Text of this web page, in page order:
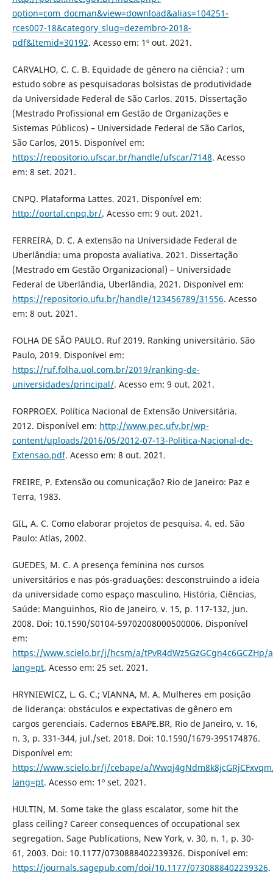
option=com_docman&view=download&alias=104251-
rces007-18&category_slug=dezembro-2018-
pdf&Itemid=30192. Acesso em: 1º out. 2021.
CARVALHO, C. C. B. Equidade de gênero na ciência? : um
estudo sobre as pesquisadoras bolsistas de produtividade
da Universidade Federal de São Carlos. 2015. Dissertação
(Mestrado Profissional em Gestão de Organizações e
Sistemas Públicos) – Universidade Federal de São Carlos,
São Carlos, 2015. Disponível em:
https://repositorio.ufscar.br/handle/ufscar/7148. Acesso
em: 8 set. 2021.
CNPQ. Plataforma Lattes. 2021. Disponível em:
http://portal.cnpq.br/. Acesso em: 9 out. 2021.
FERREIRA, D. C. A extensão na Universidade Federal de
Uberlândia: uma proposta avaliativa. 2021. Dissertação
(Mestrado em Gestão Organizacional) – Universidade
Federal de Uberlândia, Uberlândia, 2021. Disponível em:
https://repositorio.ufu.br/handle/123456789/31556. Acesso
em: 8 out. 2021.
FOLHA DE SÃO PAULO. Ruf 2019. Ranking universitário. São
Paulo, 2019. Disponível em:
https://ruf.folha.uol.com.br/2019/ranking-de-
universidades/principal/. Acesso em: 9 out. 2021.
FORPROEX. Política Nacional de Extensão Universitária.
2012. Disponível em: http://www.pec.ufv.br/wp-
content/uploads/2016/05/2012-07-13-Politica-Nacional-de-
Extensao.pdf. Acesso em: 8 out. 2021.
FREIRE, P. Extensão ou comunicação? Rio de Janeiro: Paz e
Terra, 1983.
GIL, A. C. Como elaborar projetos de pesquisa. 4. ed. São
Paulo: Atlas, 2002.
GUEDES, M. C. A presença feminina nos cursos
universitários e nas pós-graduações: desconstruindo a ideia
da universidade como espaço masculino. História, Ciências,
Saúde: Manguinhos, Rio de Janeiro, v. 15, p. 117-132, jun.
2008. Doi: 10.1590/S0104-59702008000500006. Disponível
em:
https://www.scielo.br/j/hcsm/a/tPvR4dWz5GzGCgn4c6GCZHp/
lang=pt. Acesso em: 25 set. 2021.
HRYNIEWICZ, L. G. C.; VIANNA, M. A. Mulheres em posição
de liderança: obstáculos e expectativas de gênero em
cargos gerenciais. Cadernos EBAPE.BR, Rio de Janeiro, v. 16,
n. 3, p. 331-344, jul./set. 2018. Doi: 10.1590/1679-395174876.
Disponível em:
https://www.scielo.br/j/cebape/a/
lang=pt. Acesso em: 1º set. 2021.
HULTIN, M. Some take the glass escalator, some hit the
glass ceiling? Career consequences of occupational sex
segregation. Sage Publications, New York, v. 30, n. 1, p. 30-
61, 2003. Doi: 10.1177/0730888402239326. Disponível em:
https://journals.sagepub.com/doi/10.1177/0730888402239326.